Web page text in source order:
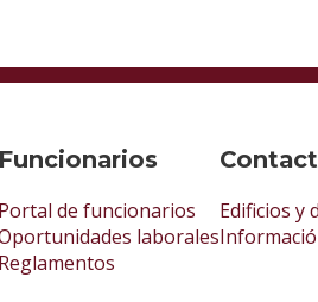
Funcionarios
Portal de funcionarios
laborales
Reglamentos
Edificios y